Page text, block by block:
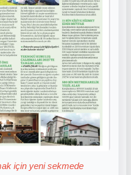
için yeni sekmede